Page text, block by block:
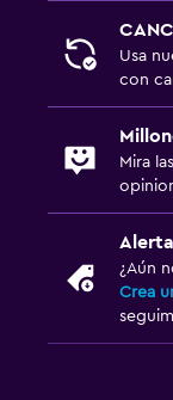
Usa
con
Mira
¿Aún
Crea